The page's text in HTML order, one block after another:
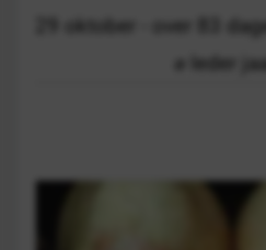
29 oktober - over 83
Ieder